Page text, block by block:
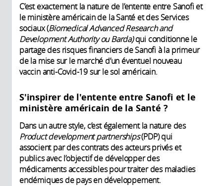
C’est exactement la nature de l’entente entre Sanofi et
le ministère américain de la Santé et des Services
sociaux (Biomedical Advanced Research and
Development Authority ou Barda)qui conditionne le
partage des risques financiers de Sanofi à la primeur
de la mise sur le marché d’un éventuel nouveau
vaccin anti-Covid-19 sur le sol américain.
S'inspirer de l'entente entre Sanofi et le
ministère américain de la Santé ?
Dans un autre style, c’est également la nature des
Product development partnerships(PDP) qui
associent par des contrats des acteurs privés et
publics avec l’objectif de développer des
médicaments accessibles pour traiter des maladies
endémiques de pays en développement.